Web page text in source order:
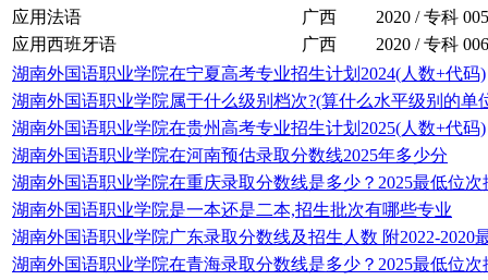
应用法语
广西 2020 / 专科 005
应用西班牙语
广西 2020 / 专科 006
湖南外国语职业学院在宁夏高考专业招生计划2024(人数+代码)
湖南外国语职业学院属于什么级别档次?(算什么水平级别的单
湖南外国语职业学院在贵州高考专业招生计划2025(人数+代码)
湖南外国语职业学院在河南预估录取分数线2025年多少分
湖南外国语职业学院在重庆录取分数线是多少？2025最低位次
湖南外国语职业学院是一本还是二本,招生批次有哪些专业
湖南外国语职业学院广东录取分数线及招生人数 附2022-2020
湖南外国语职业学院在青海录取分数线是多少？2025最低位次